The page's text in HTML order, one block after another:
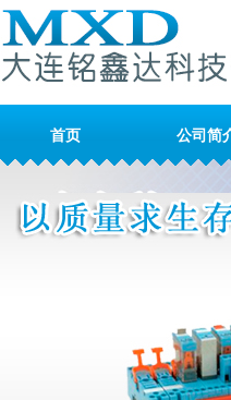
首页 公司简